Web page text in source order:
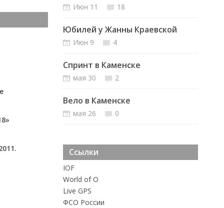
Июн 11 18
Юбилей у Жанны Краевской
Июн 9 4
Спринт в Каменске
мая 30 2
Вело в Каменске
мая 26 0
Ссылки
IOF
World of O
Live GPS
ФСО России